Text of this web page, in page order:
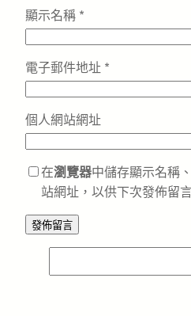
顯示名稱 *
電子郵件地址 *
個人網站網址
在瀏覽器中儲存顯示名稱
站網址，以供下次發佈留
e